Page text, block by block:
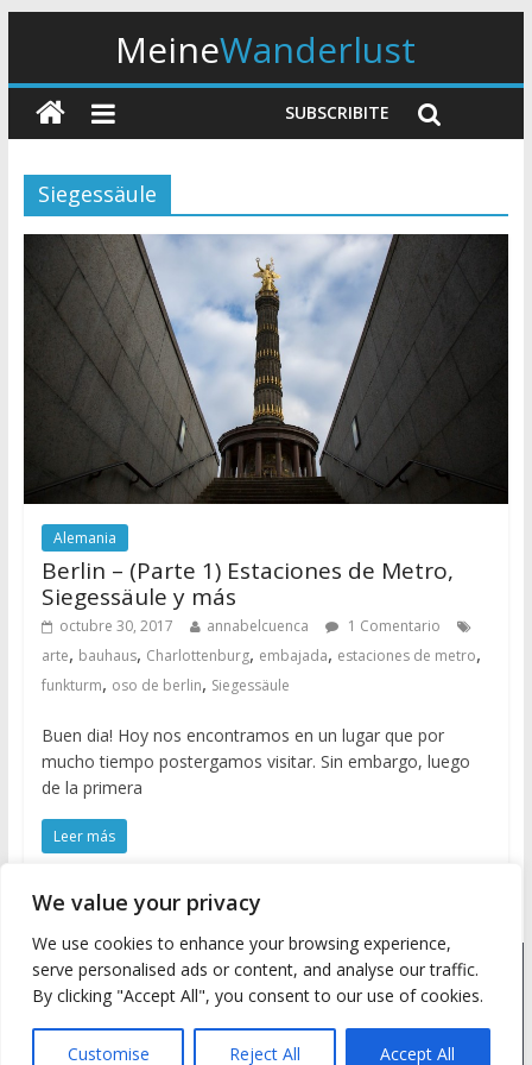
We value your privacy
We use cookies to enhance your browsing experience,
serve personalised ads or content, and analyse our traffic.
By clicking "Accept All", you consent to our use of cookies.
Customise Reject All Accept All
MeineWanderlust
SUBSCRIBITE
Siegessäule
Alemania
Berlin – (Parte 1) Estaciones de Metro,
Siegessäule y más
octubre 30, 2017 annabelcuenca
1 Comentario
arte, bauhaus, Charlottenburg, embajada, estaciones de metro,
funkturm, oso de berlin, Siegessäule
Buen dia! Hoy nos encontramos en un lugar que por
mucho tiempo postergamos visitar. Sin embargo, luego
de la primera
Leer más
Copyright © 2026Meine Wanderlust. Todos los derechos
reservados.
Tema: ColorMag by ThemeGrill. Desarrollado conWordPress